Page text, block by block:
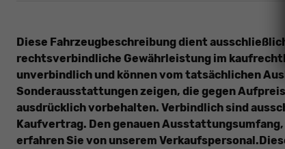
Diese Fahrzeugbeschreibung dient
rechtsverbindliche Gewährleistung im
unverbindlich und können vom tatsächlichen
Sonderausstattungen zeigen, die gegen
ausdrücklich vorbehalten. Verbindlich sind
Kaufvertrag. Den genauen
erfahren Sie von unserem